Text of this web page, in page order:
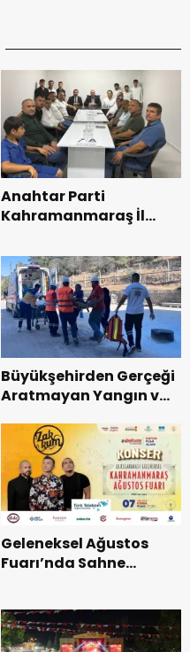
Anahtar Parti
Kahramanmaraş İl
Teşkilatı ile buluştu.
Büyükşehirden Gerçeği
Aratmayan Yangın ve
Geleneksel Ağustos
Fuarı’nda Sahne